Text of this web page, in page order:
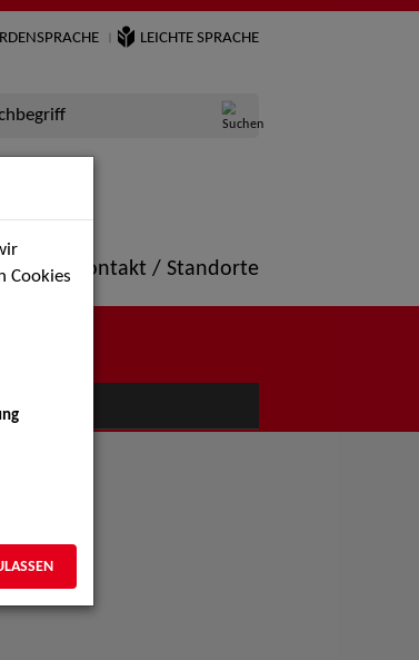
LEICHTE SPRACHE
Kontakt / Standorte
Cookies